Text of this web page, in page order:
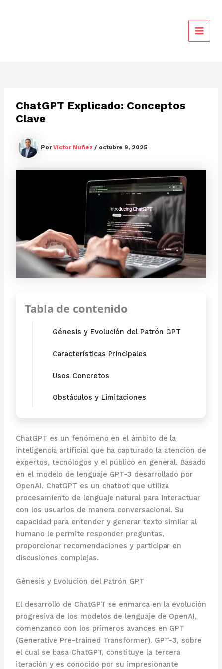
MAIN
ChatGPT Explicado: Conceptos
Clave
PorVictor Nuñez / octubre 9, 2025
Tabla de contenido
Génesis y Evolución del Patrón GPT
Características Principales
Usos Concretos
Obstáculos y Limitaciones
ChatGPT es un fenómeno en el ámbito de la
inteligencia artificial que ha capturado la atención de
expertos, tecnólogos y el público en general. Basado
en el modelo de lenguaje GPT-3 desarrollado por
OpenAI, ChatGPT es un chatbot que utiliza
procesamiento de lenguaje natural para interactuar
con los usuarios de manera conversacional. Su
capacidad para entender y generar texto similar al
humano le permite responder preguntas,
proporcionar recomendaciones y participar en
discusiones complejas.
Génesis y Evolución del Patrón GPT
El desarrollo de ChatGPT se enmarca en la evolución
progresiva de los modelos de lenguaje de OpenAI,
comenzando con los primeros avances en GPT
(Generative Pre-trained Transformer). GPT-3, sobre
el cual se basa ChatGPT, constituye la tercera
iteración y es conocido por su impresionante